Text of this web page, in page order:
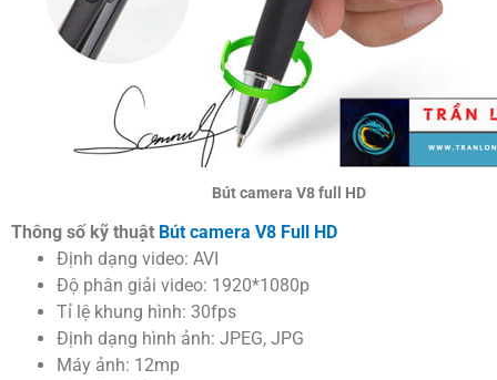
Bút camera V8 full HD
Thông số kỹ thuật Bút camera V8 Full HD
Định dạng video: AVI
Độ phân giải video: 1920*1080p
Tỉ lệ khung hình: 30fps
Định dạng hình ảnh: JPEG, JPG
Máy ảnh: 12mp